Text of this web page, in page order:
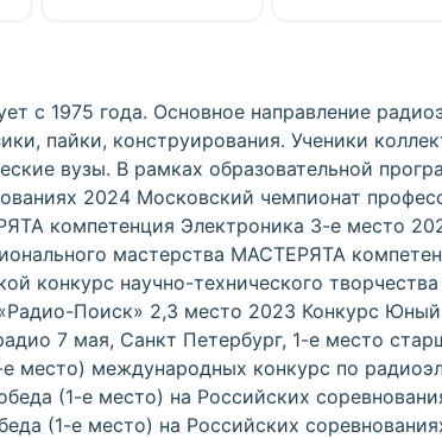
с 1975 года. Основное направление
пайки, конструирования. Ученики
вузы. В рамках образовательной
2024 Московский чемпионат
компетенция Электроника 3-е место
мастерства МАСТЕРЯТА
конкурс научно-технического
Поиск» 2,3 место 2023 Конкурс
7 мая, Санкт Петербург, 1-е место
место) международных конкурс по
(1-е место) на Российских
(1-е место) на Российских